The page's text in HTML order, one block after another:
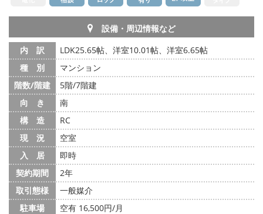
設備・周辺情報など
内 訳
LDK25.65帖、洋室10.01帖、洋室6.65帖
種 別
マンション
階数/階建
5階/7階建
向 き
南
構 造
RC
現 況
空室
入 居
即時
契約期間
2年
取引態様
一般媒介
駐車場
空有 16,500円/月